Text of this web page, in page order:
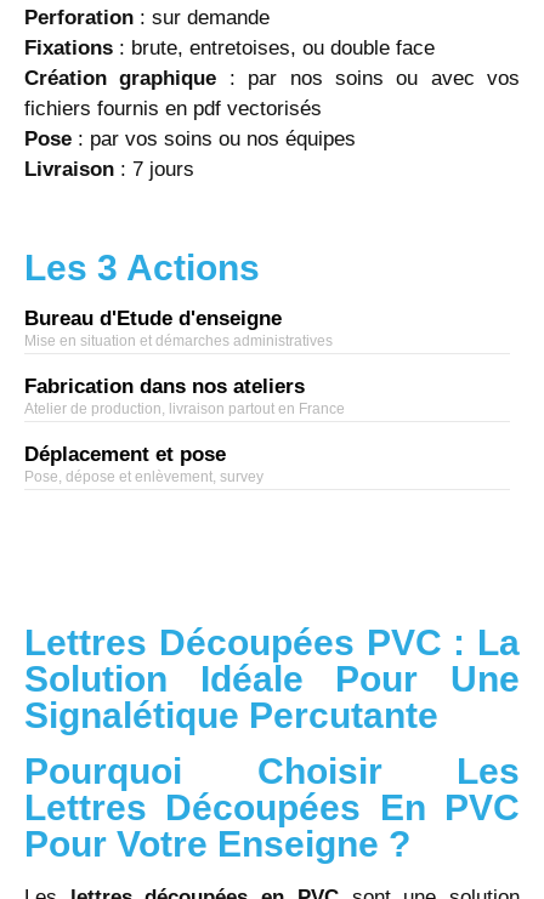
Perforation : sur demande
Fixations : brute, entretoises, ou double face
Création graphique : par nos soins ou avec vos
fichiers fournis en pdf vectorisés
Pose : par vos soins ou nos équipes
Livraison : 7 jours
Les 3 Actions
Bureau d'Etude d'enseigne
Mise en situation et démarches administratives
Fabrication dans nos ateliers
Atelier de production, livraison partout en France
Déplacement et pose
Pose, dépose et enlèvement, survey
Lettres Découpées PVC : La
Solution Idéale Pour Une
Signalétique Percutante
Pourquoi Choisir Les
Lettres Découpées En PVC
Pour Votre Enseigne ?